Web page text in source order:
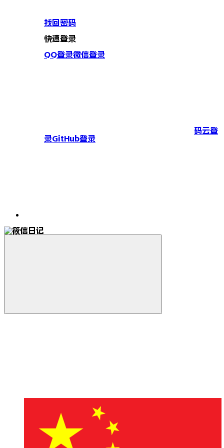
找回密码
快速登录
QQ登录微信登录
码云登
录GitHub登录